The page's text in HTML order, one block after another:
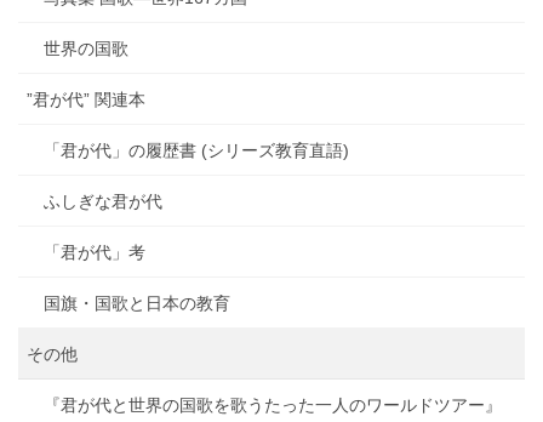
世界の国歌
”君が代” 関連本
「君が代」の履歴書 (シリーズ教育直語)
ふしぎな君が代
「君が代」考
国旗・国歌と日本の教育
その他
『君が代と世界の国歌を歌うたった一人のワールドツアー』